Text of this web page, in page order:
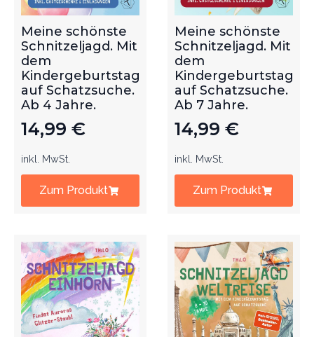
Meine schönste
Schnitzeljagd. Mit
dem
Kindergeburtstag
auf Schatzsuche.
Ab 4 Jahre.
14,99 €
inkl. MwSt.
Zum Produkt
Meine schönste
Schnitzeljagd. Mit
dem
Kindergeburtstag
auf Schatzsuche.
Ab 7 Jahre.
14,99 €
inkl. MwSt.
Zum Produkt